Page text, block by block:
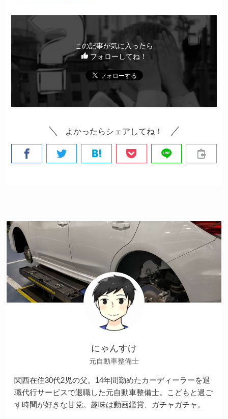
この記事が気に入ったら
フォローしてね！
よかったらシェアしてね！
にゃんすけ
元自動車整備士
関西在住30代2児の父。14年間勤めたカーディーラーを退
職代行サービスで退職した元自動車整備士。こどもと過ご
す時間が好きな甘党。趣味は動画鑑賞、ガチャガチャ。